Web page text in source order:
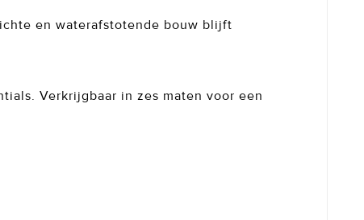
en waterafstotende bouw blijft
Verkrijgbaar in zes maten voor een